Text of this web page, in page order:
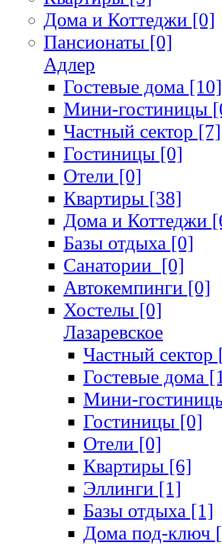
Дома и Коттеджи [0]
Пансионаты [0]
Адлер
Гостевые дома [10]
Мини-гостиницы
Частный сектор [7]
Гостиницы [0]
Отели [0]
Квартиры [38]
Дома и Коттеджи
Базы отдыха [0]
Санатории [0]
Автокемпинги [0]
Хостелы [0]
Лазаревское
Частный сектор
Гостевые дома
Мини-
Гостиницы [0]
Отели [0]
Квартиры [6]
Эллинги [1]
Базы отдыха [1]
Дома под-ключ